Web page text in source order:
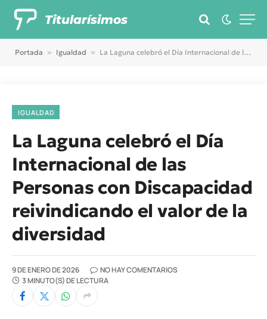
Titularísimos
Portada » Igualdad » La Laguna celebró el Día Internacional de las Personas con Discapacidad reivindicando el valor de la diversidad
IGUALDAD
La Laguna celebró el Día
Internacional de las
Personas con Discapacidad
reivindicando el valor de la
diversidad
9 DE ENERO DE 2026
NO HAY COMENTARIOS
3 MINUTO(S) DE LECTURA